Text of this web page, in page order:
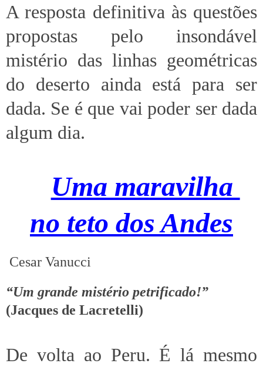
A resposta definitiva às questões
propostas pelo insondável
mistério das linhas geométricas
do deserto ainda está para ser
dada. Se é que vai poder ser dada
algum dia.
Uma maravilha
no teto dos Andes
Cesar Vanucci
“Um grande mistério petrificado!”
(Jacques de Lacretelli)
De volta ao Peru. É lá mesmo